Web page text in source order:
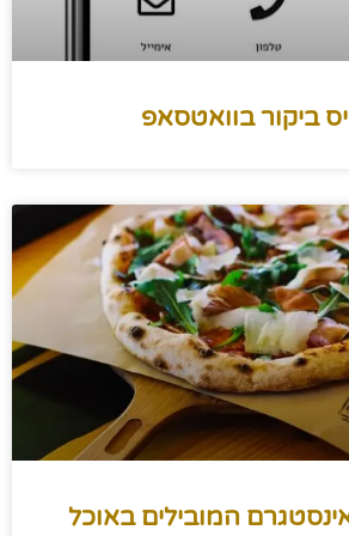
ביקור בוואטסאפ
המובילים באוכל